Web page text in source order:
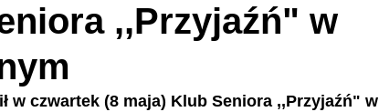
,,Przyjaźń" w
w czwartek (8 maja) Klub Seniora ,,Przyjaźń" w